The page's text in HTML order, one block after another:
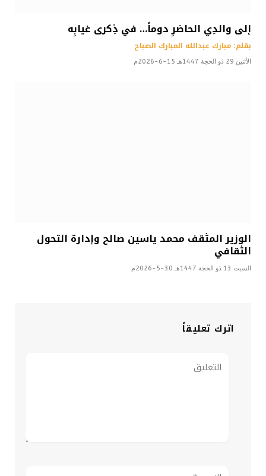
إلى والدِي الحاضرِ دوماً… في ذِكرى غيابِه
بقلم: مبارك عبدالله المبارك الصباح
الأثنين 29 ذو الحجة 1447هـ 15-6-2026م
الوزير المثقف محمد ياسين صالح وإدارة التحول
الثقافي
السبت 13 ذو الحجة 1447هـ 30-5-2026م
اترك تعليقاً